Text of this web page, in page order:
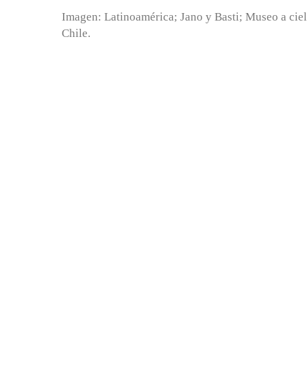
Imagen: Latinoamérica; Jano y Basti; Museo a
Chile.